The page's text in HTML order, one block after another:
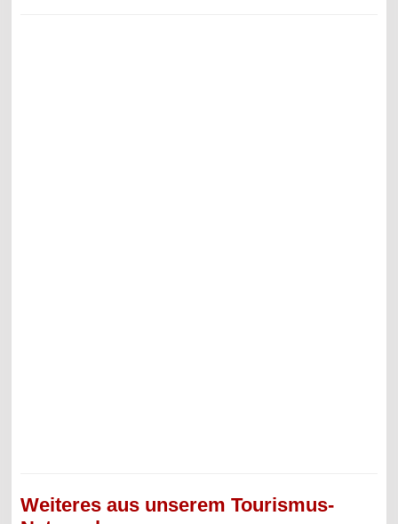
Weiteres aus unserem Tourismus-